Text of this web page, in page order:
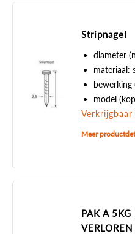
Stripnagel
diameter
materiaal:
bewerking
model
Meer
PAK A 5KG